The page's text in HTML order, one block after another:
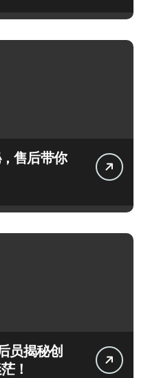
售后带你
员揭秘创
！